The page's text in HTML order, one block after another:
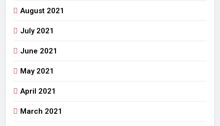
August 2021
July 2021
June 2021
May 2021
April 2021
March 2021